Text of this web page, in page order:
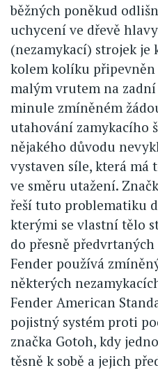
běžných poněkud
uchycení ve dřevě
(nezamykací) strojek
kolem kolíku
malým vrutem na
minule zmíněném
utahování zamykacího
nějakého důvodu
vystaven síle, která má
ve směru utažení.
řeší tuto problematiku
kterými se vlastní tělo
do přesně
Fender používá
některých
Fender American
pojistný systém proti
značka Gotoh, kdy
těsně k sobě a jejich